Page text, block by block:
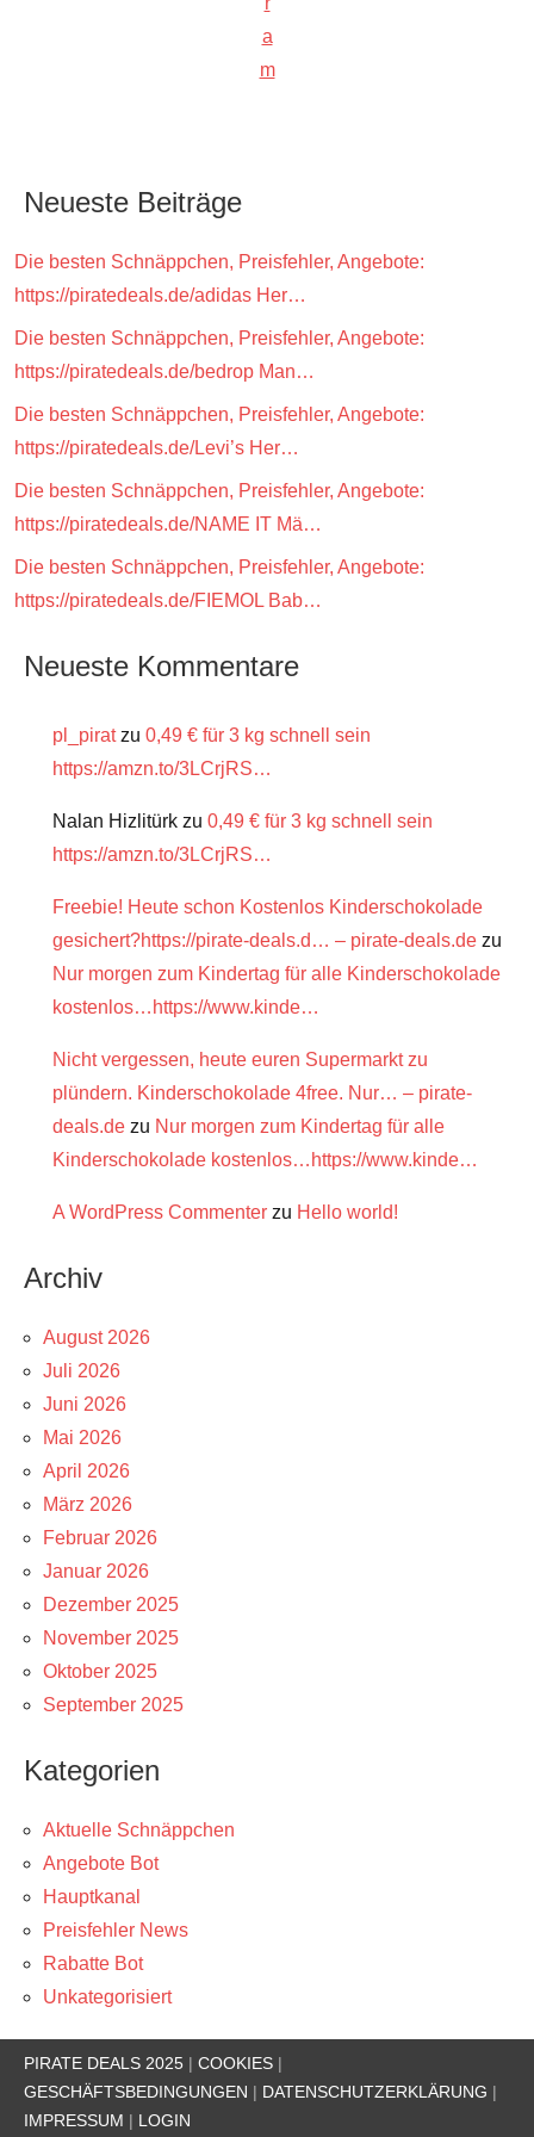
a
m
Neueste Beiträge
Die besten Schnäppchen, Preisfehler, Angebote:
https://piratedeals.de/adidas Her…
Die besten Schnäppchen, Preisfehler, Angebote:
https://piratedeals.de/bedrop Man…
Die besten Schnäppchen, Preisfehler, Angebote:
https://piratedeals.de/Levi’s Her…
Die besten Schnäppchen, Preisfehler, Angebote:
https://piratedeals.de/NAME IT Mä…
Die besten Schnäppchen, Preisfehler, Angebote:
https://piratedeals.de/FIEMOL Bab…
Neueste Kommentare
pl_piratzu 0,49 € für 3 kg schnell sein
https://amzn.to/3LCrjRS…
Nalan Hizlitürk zu 0,49 € für 3 kg schnell sein
https://amzn.to/3LCrjRS…
Freebie! Heute schon Kostenlos Kinderschokolade
gesichert?https://pirate-deals.d… – pirate-deals.de zu
Nur morgen zum Kindertag für alle Kinderschokolade
kostenlos…https://www.kinde…
Nicht vergessen, heute euren Supermarkt zu
plündern. Kinderschokolade 4free. Nur… – pirate-
deals.de zu Nur morgen zum Kindertag für alle
Kinderschokolade kostenlos…https://www.kinde…
A WordPress Commenter zu Hello world!
Archiv
August 2026
Juli 2026
Juni 2026
Mai 2026
April 2026
März 2026
Februar 2026
Januar 2026
Dezember 2025
November 2025
Oktober 2025
September 2025
Kategorien
Aktuelle Schnäppchen
Angebote Bot
Hauptkanal
Preisfehler News
Rabatte Bot
Unkategorisiert
PIRATE DEALS 2025 | COOKIES |
GESCHÄFTSBEDINGUNGEN | DATENSCHUTZERKLÄRUNG |
IMPRESSUM | LOGIN